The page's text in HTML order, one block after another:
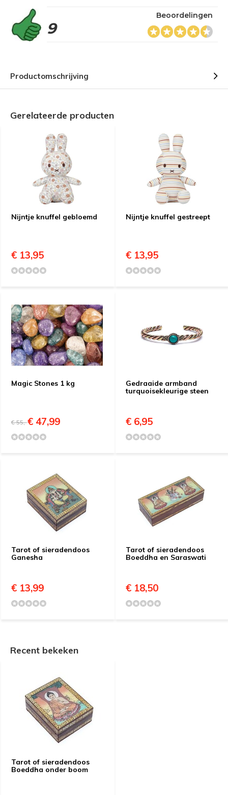
9
Beoordelingen
Productomschrijving
Gerelateerde producten
Nijntje knuffel gebloemd
€ 13,95
Nijntje knuffel gestreept
€ 13,95
Magic Stones 1 kg
€ 55,-€ 47,99
Gedraaide armband
turquoisekleurige steen
€ 6,95
Tarot of sieradendoos
Ganesha
€ 13,99
Tarot of sieradendoos
Boeddha en Saraswati
€ 18,50
Recent bekeken
Tarot of sieradendoos
Boeddha onder boom